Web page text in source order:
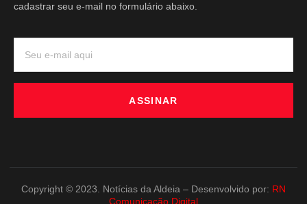
cadastrar seu e-mail no formulário abaixo.
ASSINAR
Copyright © 2023. Notícias da Aldeia – Desenvolvido por: RN
Comunicação Digital